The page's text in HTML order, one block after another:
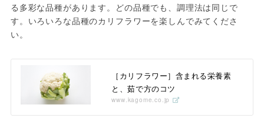
る多彩な品種があります。どの品種でも、調理法は同じで
す。いろいろな品種のカリフラワーを楽しんでみてくださ
い。
［カリフラワー］含まれる栄養素
と、茹で方のコツ
www.kagome.co.jp